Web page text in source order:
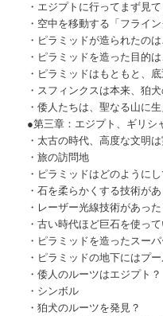
・エジプトに行ってまず見
・空中を移動する「フライ
・ピラミッドが造られたのは
・ピラミッドを造った目的は
・ピラミッドはもともと、
・スフィンクスは本来、狛
・倭人たちは、聖なる山に
●第三章：エジプト、ギリシ
・太古の時代、高度な文明
・旅の訪問地
・ピラミッドはどのように
・石を柔らかくする技術が
・レーザー光線技術があった
・古い時代ほど巨石を使っ
・ピラミッドを造ったスー
・ピラミッドの地下にはプ
・倭人のルーツはエジプト？
・シンボル
・狛犬のルーツを発見？